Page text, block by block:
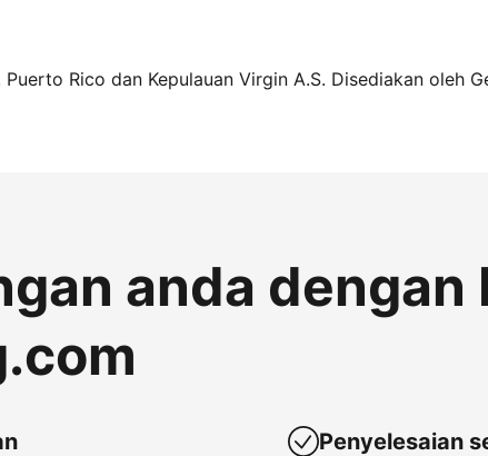
Rico dan Kepulauan Virgin A.S. Disediakan oleh
anda dengan
Penyelesaian